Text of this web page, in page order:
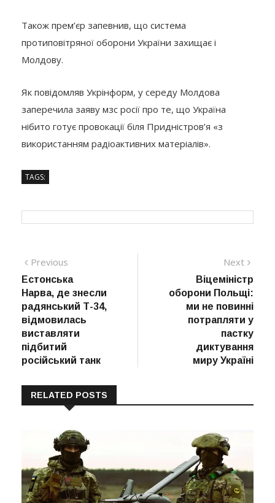
Також прем’єр запевнив, що система
протиповітряної оборони України захищає і
Молдову.
Як повідомляв Укрінформ, у середу Молдова
заперечила заяву мзс росії про те, що Україна
нібито готує провокації біля Придністров’я «з
використанням радіоактивних матеріалів».
TAGS:
Навігація
записів
Previous
post:
Естонська
Нарва, де знесли
радянський Т-34,
відмовилась
виставляти
підбитий
російський танк
Next
Віцеміністр
оборони Польщі:
ми не повинні
потрапляти у
пастку
диктування
миру Україні
RELATED POSTS